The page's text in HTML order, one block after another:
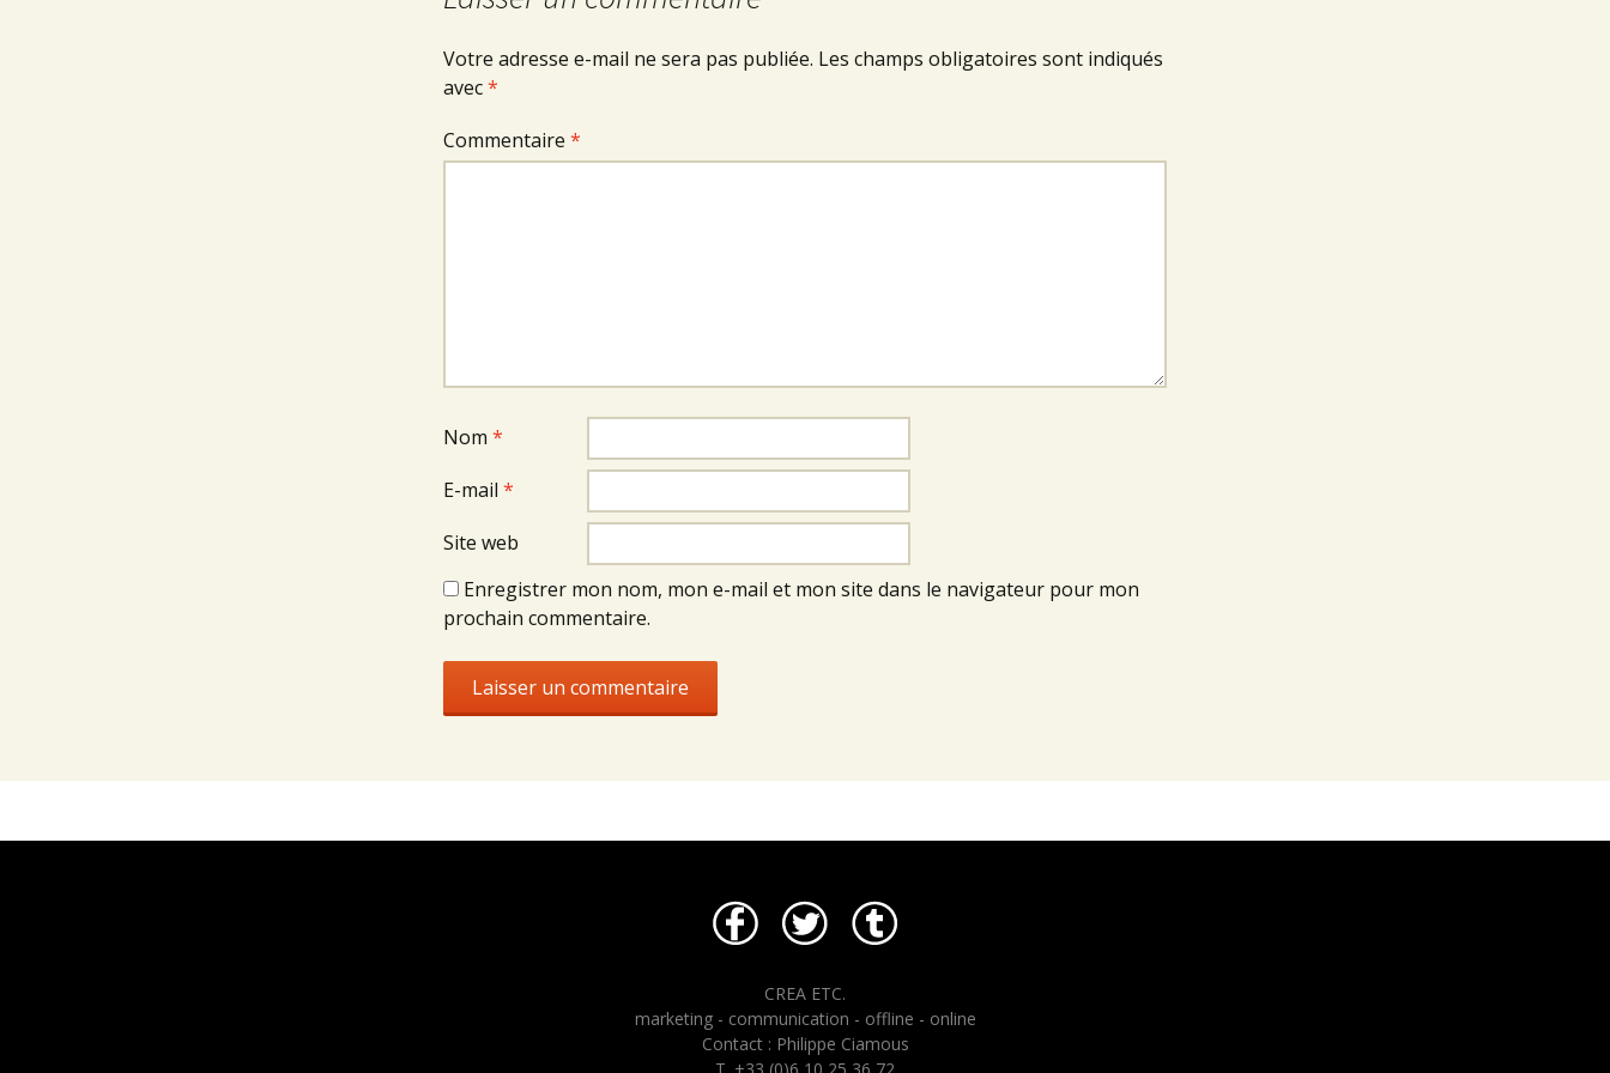
Votre adresse e-mail ne sera pas publiée. Les champs obligatoires sont indiqués
avec*
Commentaire *
Nom *
E-mail *
Site web
Enregistrer mon nom, mon e-mail et mon site dans le navigateur pour mon
prochain commentaire.
CREA ETC.
marketing - communication - offline - online
Contact : Philippe Ciamous